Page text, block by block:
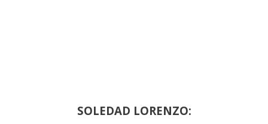
SOLEDAD LORENZO: